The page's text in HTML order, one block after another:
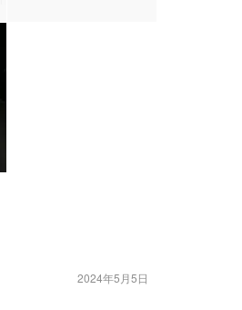
2024年5月5日